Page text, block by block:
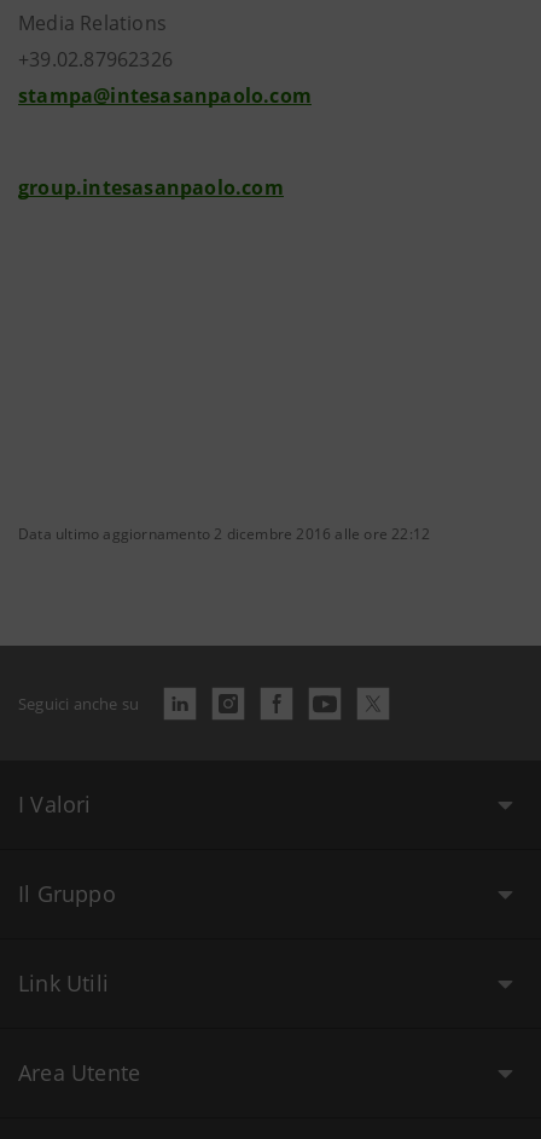
Media Relations
+39.02.87962326
stampa@intesasanpaolo.com
group.intesasanpaolo.com
Data ultimo aggiornamento 2 dicembre 2016 alle ore 22:12
Seguici anche su
I Valori
Il Gruppo
Link Utili
Area Utente